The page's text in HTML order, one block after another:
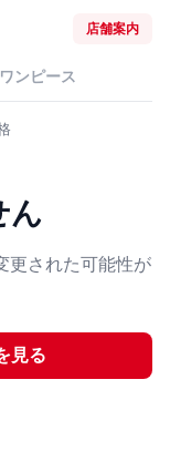
店舗案内
ワンピース
ん
更された可能性が
見る